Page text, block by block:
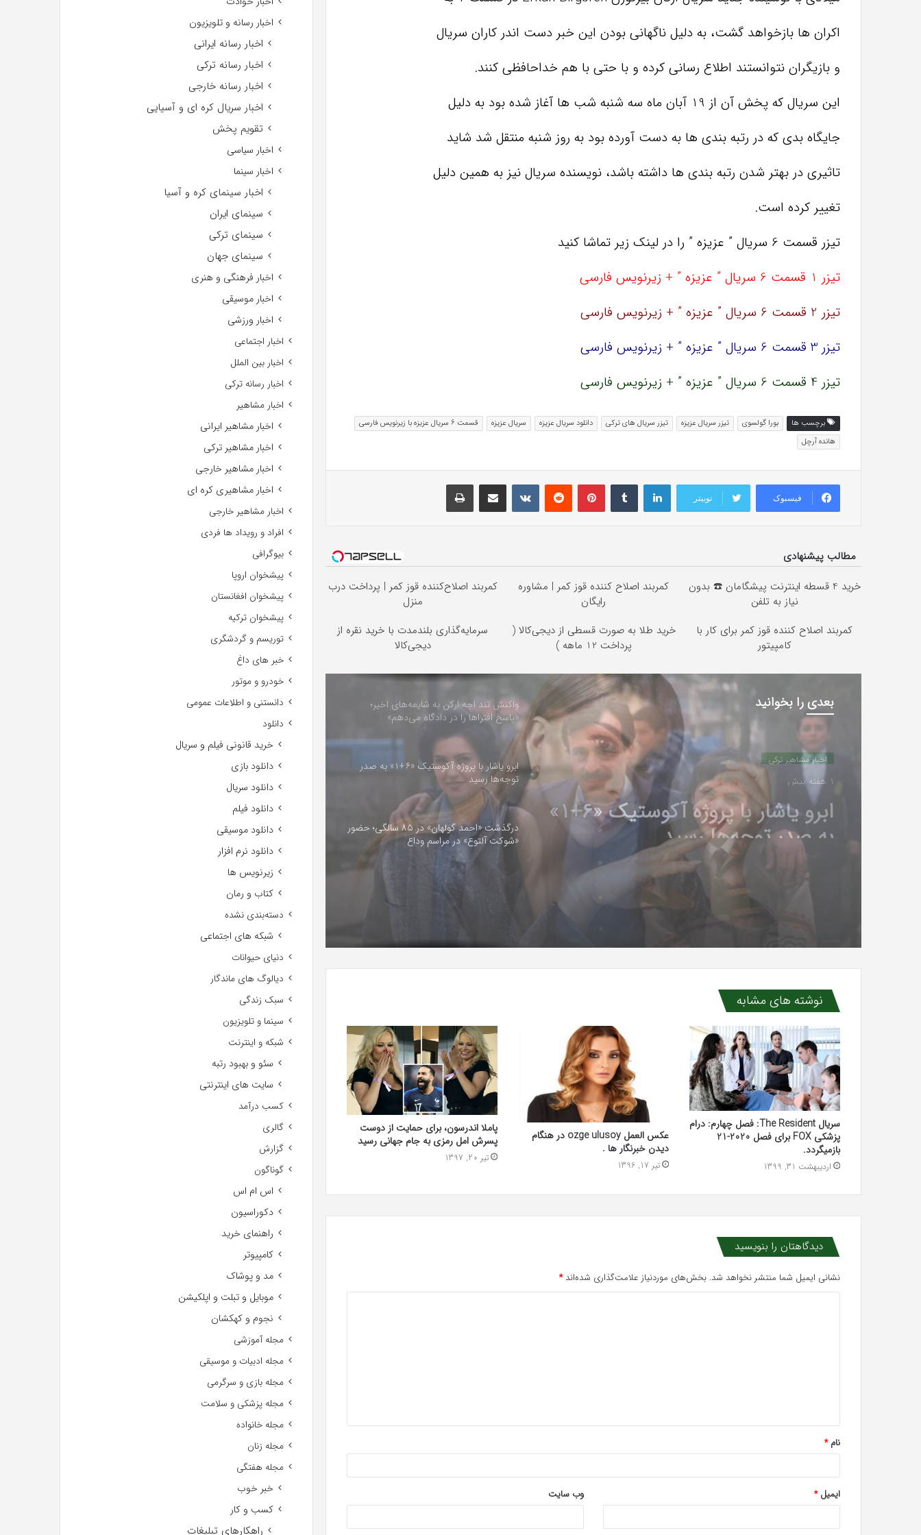
اکران ها بازخواهد گشت، به دلیل ناگهانی بودن این خبر دست اندر کاران سریال
و بازیگران نتوانستند اطلاع رسانی کرده و با حتی با هم خداحافظی کنند.
این سریال که پخش آن از 19 آبان ماه سه شنبه شب ها آغاز شده بود به دلیل
جایگاه بدی که در رتبه بندی ها به دست آورده بود به روز شنبه منتقل شد شاید
تاثیری در بهتر شدن رتبه بندی ها داشته باشد، نویسنده سریال نیز به همین دلیل
تغییر کرده است.
تیزر قسمت 6 سریال ” عزیزه ” را در لینک زیر تماشا کنید
تیزر 1 قسمت 6 سریال ” عزیزه ” + زیرنویس فارسی
تیزر 2 قسمت 6 سریال ” عزیزه ” + زیرنویس فارسی
تیزر 3 قسمت 6 سریال ” عزیزه ” + زیرنویس فارسی
تیزر 4 قسمت 6 سریال ” عزیزه ” + زیرنویس فارسی
برچسب ها بورا گولسوی تیزر سریال عزیزه تیزر سریال های ترکی دانلود سریال عزیزه سریال عزیزه
قسمت 6 سریال عزیزه با زیرنویس فارسی
هانده آرچل
فیسبوک توییتر
لینکداینتامبلر پینتریستReddit
VKontakteاشتراک گذاری با ایمیل چاپ
مطالب پیشنهادی
خرید 4 قسطه اینترنت پیشگامان ☎️ بدون
نیاز به تلفن
کمربند اصلاح کننده قوز کمر | مشاوره
رایگان
کمربند اصلاح‌کننده قوز کمر | پرداخت درب
منزل
کمربند اصلاح کننده قوز کمر برای کار با
کامپیتور
خرید طلا به صورت قسطی از دیجی‌کالا (
پرداخت 12 ماهه )
سرمایه‌گذاری بلندمدت با خرید نقره از
دیجی‌کالا
بعدی را بخوانید
اخبار مشاهیر ترکی
آبان 14, 1404
درگذشت «احمد گولهان» در ۸۵
سالگی؛ حضور «شوکت آلتوع» در
مراسم وداع
واکنش تند اجه ارکن به شایعه‌های اخیر؛
«پاسخ افتراها را در دادگاه می‌دهم»
ابرو یاشار با پروژه آکوستیک «۶+۱» به صدر
توجه‌ها رسید
درگذشت «احمد گولهان» در ۸۵ سالگی؛ حضور
«شوکت آلتوع» در مراسم وداع
نوشته های مشابه
سریال The Resident: فصل چهارم: درام
پزشکی FOX برای فصل 2020-21
بازمیگردد.
اردیبهشت 31, 1399
عکس العمل ozge ulusoy در هنگام
دیدن خبرنگار ها .
تیر 17, 1396
پاملا اندرسون، برای حمایت از دوست
پسرش امل رمزی به جام جهانی رسید
تیر 20, 1397
دیدگاهتان را بنویسید
نشانی ایمیل شما منتشر نخواهد شد. بخش‌های موردنیاز علامت‌گذاری شده‌اند*
*
نام*
ایمیل* وب‌ سایت
اخبار رسانه و تلویزیون
اخبار رسانه ایرانی
اخبار رسانه ترکی
اخبار رسانه خارجی
اخبار سریال کره ای و آسیایی
تقویم پخش
اخبار سیاسی
اخبار سینما
اخبار سینمای کره و آسیا
سینمای ایران
سینمای ترکی
سینمای جهان
اخبار فرهنگی و هنری
اخبار موسیقی
اخبار ورزشی
اخبار اجتماعی
اخبار بین الملل
اخبار رسانه ترکی
اخبار مشاهیر
اخبار مشاهیر ایرانی
اخبار مشاهیر ترکی
اخبار مشاهیر خارجی
اخبار مشاهیری کره ای
اخبار مشاهیر خارجی
افراد و رویداد ها فردی
بیوگرافی
پیشخوان اروپا
پیشخوان افغانستان
پیشخوان ترکیه
توریسم و گردشگری
خبر های داغ
خودرو و موتور
دانستنی و اطلاعات عمومی
دانلود
خرید قانونی فیلم و سریال
دانلود بازی
دانلود سریال
دانلود فیلم
دانلود موسیقی
دانلود نرم افزار
زیرنویس ها
کتاب و رمان
دسته‌بندی نشده
شبکه های اجتماعی
دنیای حیوانات
دیالوگ های ماندگار
سبک زندگی
سینما و تلویزیون
شبکه و اینترنت
سئو و بهبود رتبه
سایت های اینترنتی
کسب درآمد
گالری
گزارش
گوناگون
اس ام اس
دکوراسیون
راهنمای خرید
کامپیوتر
مد و پوشاک
موبایل و تبلت و اپلکیشن
نجوم و کهکشان
مجله آموزشی
مجله ادبیات و موسیقی
مجله بازی و سرگرمی
مجله پزشکی و سلامت
مجله خانواده
مجله زنان
مجله هفتگی
خبر خوب
کسب و کار
راهکارهای تبلیغات